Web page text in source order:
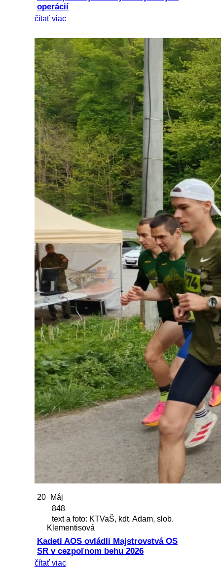
operácií
čítať viac
20
Máj
848
text a foto: KTVaŠ, kdt. Adam, slob.
Klementisová
Kadeti AOS ovládli Majstrovstvá OS
SR v cezpoľnom behu 2026
čítať viac